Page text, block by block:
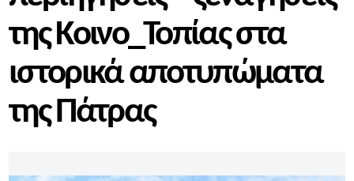
της Κοινο_Τοπίας στα
ιστορικά αποτυπώματα
της Πάτρας